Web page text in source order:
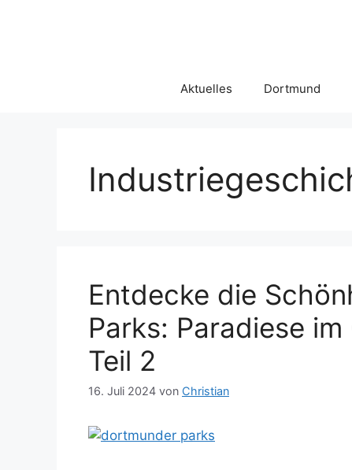
Aktuelles Dortmund
Entdecke die
Parks: Paradiese
Teil 2
16. Juli 2024 von Christian